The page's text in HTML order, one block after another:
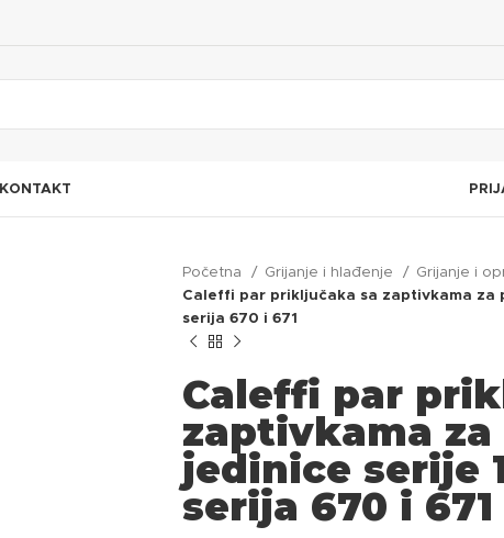
KONTAKT
Početna Grijanje i hlađenje
Grijanje i
Caleffi par priključaka sa zaptivkama
serija 670 i 671
Caleffi par
zaptivkama
jedinice serije
serija 670 i 671